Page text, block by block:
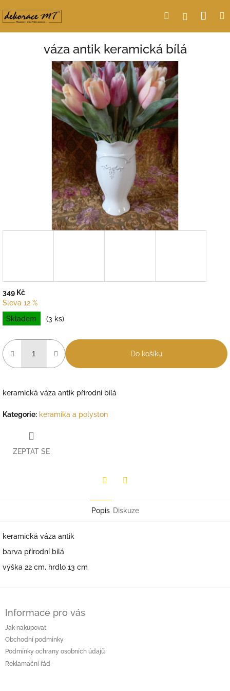
na
obsah
HledatPřihlášení
váza antik keramická bílá
349 Kč
Sleva 12 %
Měrná
cena:
Skladem (3 ks)
Do košíku
keramická váza antik přírodní bílá
Kategorie: keramika a polyston
ZEPTAT SE
Popis Diskuze
keramická váza antik
barva přírodní bílá
výška 22 cm, hrdlo 13 cm
Informace pro vás
Jak nakupovat
Obchodní podmínky
Podmínky ochrany osobních údajů
Reklamační řád